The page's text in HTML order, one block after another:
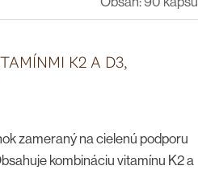
K2 A D3,
zameraný na cielenú podporu
kombináciu vitamínu K2 a